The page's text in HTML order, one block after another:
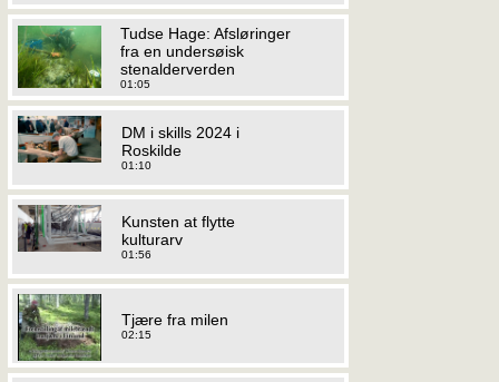
Tudse Hage: Afsløringer
fra en undersøisk
stenalderverden
01:05
DM i skills 2024 i
Roskilde
01:10
Kunsten at flytte
kulturarv
01:56
Tjære fra milen
02:15